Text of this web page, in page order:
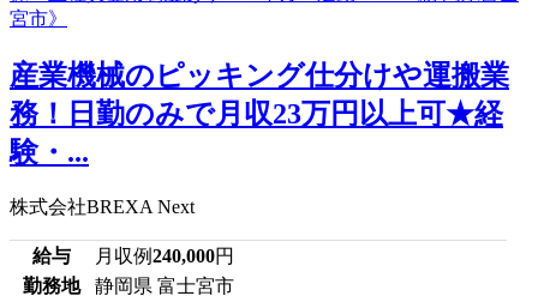
産業機械のピッキング仕分けや運搬業
務！日勤のみで月収23万円以上可★経
験・...
株式会社BREXA Next
給与 月収例240,000円
勤務地
静岡県 富士宮市